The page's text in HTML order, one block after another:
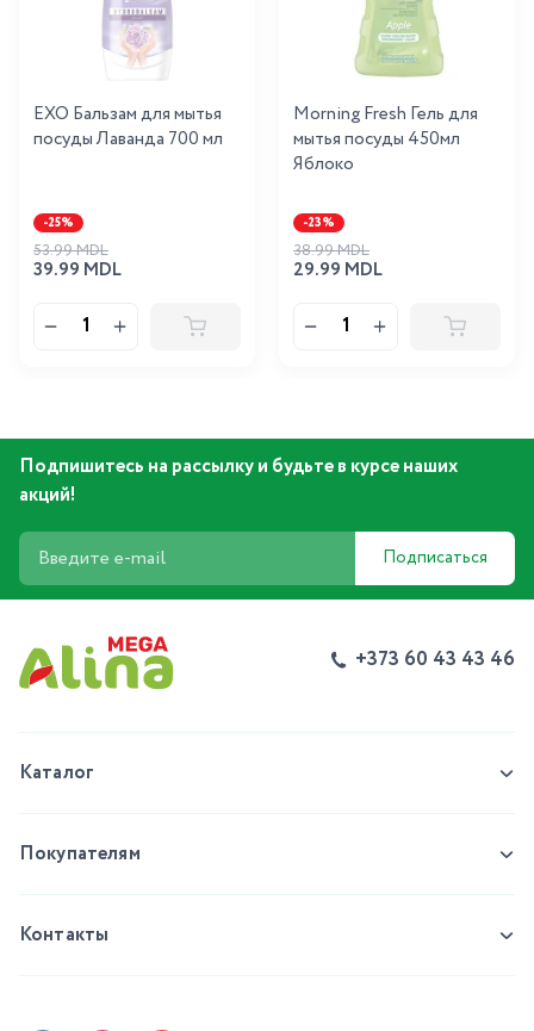
EXO Бальзам для мытья
посуды Лаванда 700 мл
-25%
39.99 MDL
53.99 MDL
Morning Fresh Гель для
мытья посуды 450мл
Яблоко
-23%
29.99 MDL
38.99 MDL
Подпишитесь на рассылку и будьте в курсе наших
акций!
Подписаться
+373 60 43 43 46
Каталог
Покупателям
Контакты